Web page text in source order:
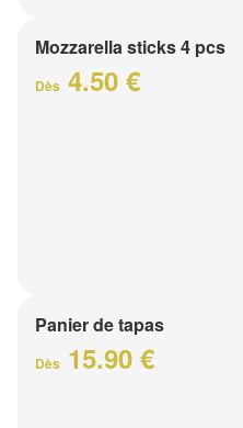
Mozzarella sticks 4 pcs
Dès 4.50 €
Panier de tapas
Dès 15.90 €